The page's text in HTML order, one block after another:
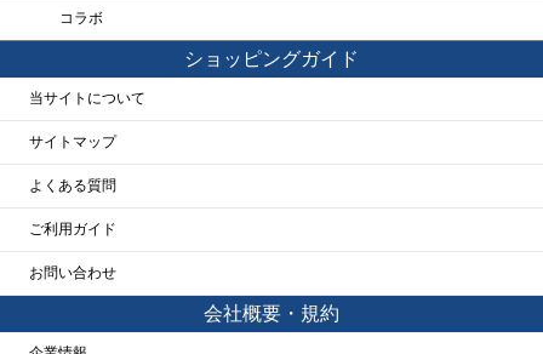
コラボ
ショッピングガイド
当サイトについて
サイトマップ
よくある質問
ご利用ガイド
お問い合わせ
会社概要・規約